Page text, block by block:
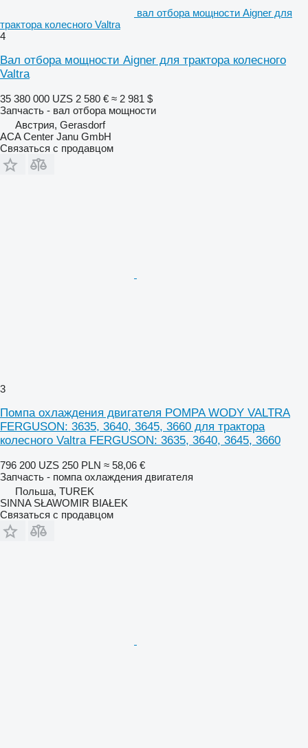
вал отбора мощности Aigner для
трактора колесного Valtra
4
Вал отбора мощности Aigner для трактора колесного
Valtra
35 380 000 UZS 2 580 € ≈ 2 981 $
Запчасть - вал отбора мощности
Австрия, Gerasdorf
ACA Center Janu GmbH
Связаться с продавцом
3
Помпа охлаждения двигателя POMPA WODY VALTRA
FERGUSON: 3635, 3640, 3645, 3660 для трактора
колесного Valtra FERGUSON: 3635, 3640, 3645, 3660
796 200 UZS 250 PLN ≈ 58,06 €
Запчасть - помпа охлаждения двигателя
Польша, TUREK
SINNA SŁAWOMIR BIAŁEK
Связаться с продавцом